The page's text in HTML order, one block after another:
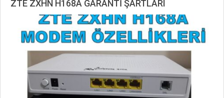
ZTE ZXHN H168A GARANTİ ŞARTLARI